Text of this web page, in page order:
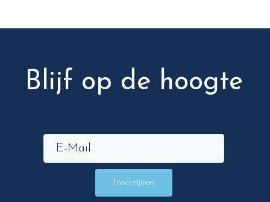
Blijf op de hoogte
Inschrijven